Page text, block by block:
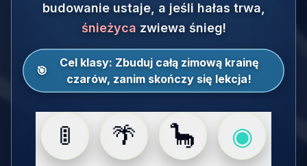
budowanie ustaje, a jeśli hałas trwa,
śnieżyca zwiewa śnieg!
🎯
Cel klasy: Zbuduj całą zimową krainę
czarów, zanim skończy się lekcja!
🚦 🌴 🦕 ◉